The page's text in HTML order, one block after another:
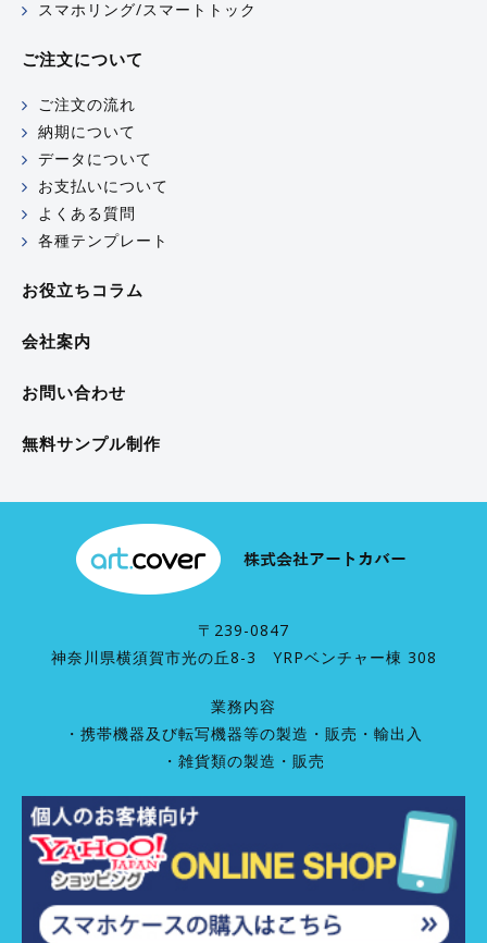
スマホリング/スマートトック
ご注文について
ご注文の流れ
納期について
データについて
お支払いについて
よくある質問
各種テンプレート
お役立ちコラム
会社案内
お問い合わせ
無料サンプル制作
〒239-0847
神奈川県横須賀市光の丘8-3 YRPベンチャー棟 308
業務内容
・携帯機器及び転写機器等の製造・販売・輸出入
・雑貨類の製造・販売